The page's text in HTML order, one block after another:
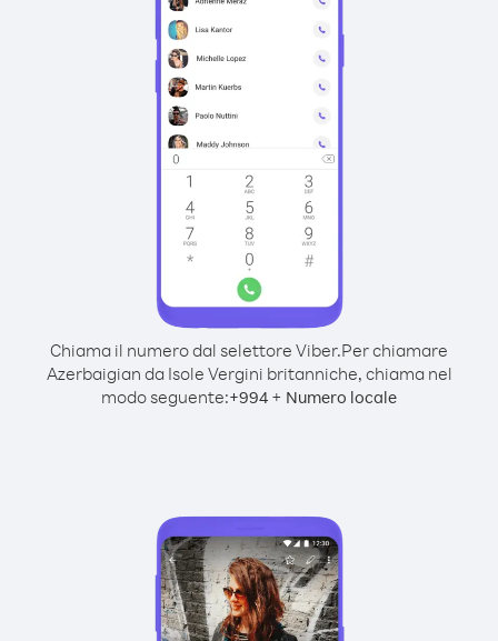
Chiama il numero dal selettore Viber.Per chiamare
Azerbaigian da Isole Vergini britanniche, chiama nel
modo seguente:+994 + Numero locale